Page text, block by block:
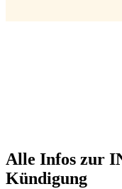
Alle Infos zur
Kündigung